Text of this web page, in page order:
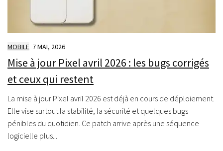
MOBILE 7 MAI, 2026
Mise à jour Pixel avril 2026 : les bugs corrigés
et ceux qui restent
La mise à jour Pixel avril 2026 est déjà en cours de déploiement.
Elle vise surtout la stabilité, la sécurité et quelques bugs
pénibles du quotidien. Ce patch arrive après une séquence
logicielle plus...